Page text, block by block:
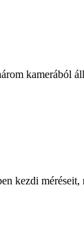
kamerából
kezdi